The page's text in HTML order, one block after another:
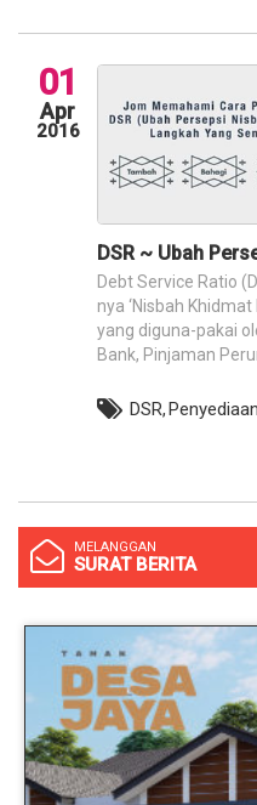
01
Apr
2016
DSR ~ Ubah
Debt Service Ratio
nya ‘Nisbah
yang diguna-pakai
Bank, Pinjaman
DSR,
MELANGGAN
SURAT BERITA